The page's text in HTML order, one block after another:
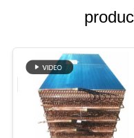
PRIVACY
POLICY